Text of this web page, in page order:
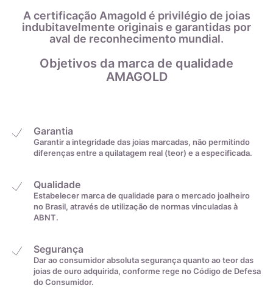
A certificação Amagold é privilégio de joias
indubitavelmente originais e garantidas por
aval de reconhecimento mundial.
Objetivos da marca de qualidade
AMAGOLD
Garantia
Garantir a integridade das joias marcadas, não permitindo
diferenças entre a quilatagem real (teor) e a especificada.
Qualidade
Estabelecer marca de qualidade para o mercado joalheiro
no Brasil, através de utilização de normas vinculadas à
ABNT.
Segurança
Dar ao consumidor absoluta segurança quanto ao teor das
joias de ouro adquirida, conforme rege no Código de Defesa
do Consumidor.